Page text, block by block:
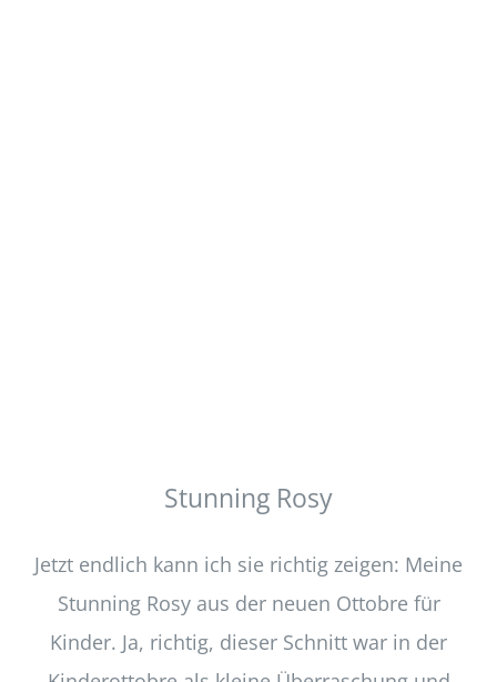
Stunning Rosy
Jetzt endlich kann ich sie richtig zeigen: Meine
Stunning Rosy aus der neuen Ottobre für
Kinder. Ja, richtig, dieser Schnitt war in der